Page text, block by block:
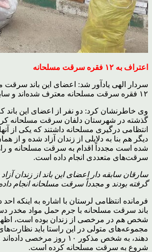
اعتراف به ۱۲ فقره سرقت مسلحانه
سردار الهی یادآور شد: اعضای این باند سرقت
۱۲ فقره سرقت مسلحانه معترف شده‌اند و سابقه دار هم هستند.
وی خاطرنشان کرد: دو نفر از اعضای این باند
گذشته در شهرستان دلفان سرقت مسلحانه
انتظامی درگیری مسلحانه داشتند که یکی از
دیگر هم بنا به دلایلی از زندان آزاد شده و از
شده است مجدداً اقدام به سرقت مسلحانه و
سرقت‌های متعددی انجام داده است.
سارقان سابقه دار اعضای این باند از زندان
گرفته بودند و مجدداً سرقت مسلحانه انجام
فرمانده انتظامی لرستان با اشاره به اینکه
باند سرقت مسلحانه با جرم حمل مواد مخدر
شخص هم در مرخصی از زندان بوده است،
مجموعه‌های متولی در این راستا باید
دهند، به شخص مذکور ۱۰ روز
شروع به سرقت مسلحانه کرده است.